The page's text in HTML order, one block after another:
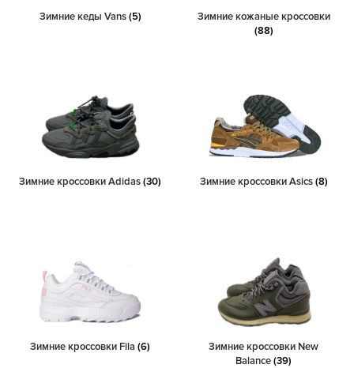
Зимние кеды Vans(5)
Зимние кожаные кроссовки
(88)
Зимние кроссовки Adidas(30) Зимние кроссовки Asics(8)
Зимние кроссовки Fila(6)
Зимние кроссовки New
Balance(39)